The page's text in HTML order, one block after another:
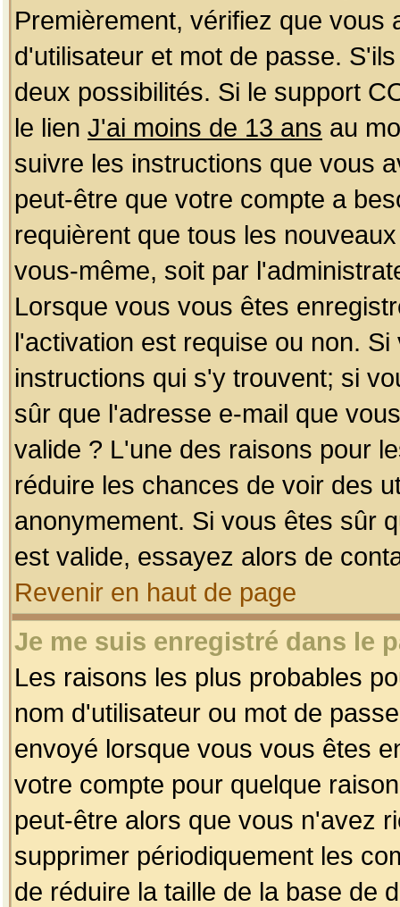
Premièrement, vérifiez que
d'utilisateur et mot de passe.
deux possibilités. Si le support
le lien J'ai moins de 13 ans au
suivre les instructions que vous
peut-être que votre compte a
requièrent que tous les
vous-même, soit par
Lorsque vous vous êtes
l'activation est requise ou non.
instructions qui s'y trouvent; si
sûr que l'adresse e-mail que
valide ? L'une des raisons pour
réduire les chances de voir des
anonymement. Si vous êtes sûr
est valide, essayez alors de
Revenir en haut de page
Je me suis enregistré dans le
Les raisons les plus probables
nom d'utilisateur ou mot de
envoyé lorsque vous vous êtes
votre compte pour quelque
peut-être alors que vous n'avez
supprimer périodiquement les
de réduire la taille de la base de